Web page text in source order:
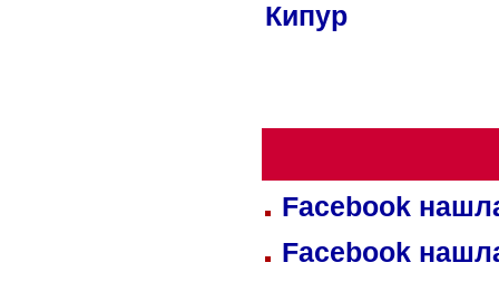
Кипур
Facebook
Facebook